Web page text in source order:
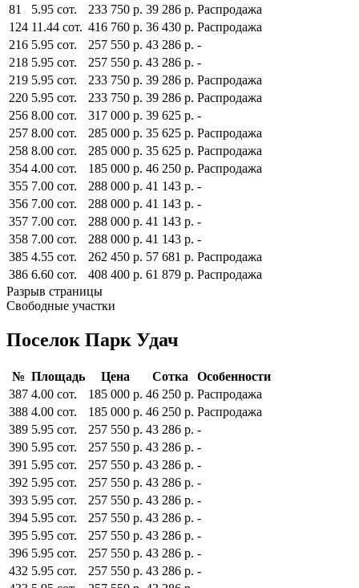
81
5.95 сот. 233 750 р. 39 286 р. Распродажа
124 11.44 сот. 416 760 р. 36 430 р. Распродажа
216 5.95 сот. 257 550 р. 43 286 р. -
218 5.95 сот. 257 550 р. 43 286 р. -
219 5.95 сот. 233 750 р. 39 286 р. Распродажа
220 5.95 сот. 233 750 р. 39 286 р. Распродажа
256 8.00 сот. 317 000 р. 39 625 р. -
257 8.00 сот. 285 000 р. 35 625 р. Распродажа
258 8.00 сот. 285 000 р. 35 625 р. Распродажа
354 4.00 сот. 185 000 р. 46 250 р. Распродажа
355 7.00 сот. 288 000 р. 41 143 р. -
356 7.00 сот. 288 000 р. 41 143 р. -
357 7.00 сот. 288 000 р. 41 143 р. -
358 7.00 сот. 288 000 р. 41 143 р. -
385 4.55 сот. 262 450 р. 57 681 р. Распродажа
386 6.60 сот. 408 400 р. 61 879 р. Распродажа
Разрыв страницы
Свободные участки
Поселок Парк Удач
№ Площадь Цена Сотка
Особенности
387 4.00 сот. 185 000 р. 46 250 р. Распродажа
388 4.00 сот. 185 000 р. 46 250 р. Распродажа
389 5.95 сот. 257 550 р. 43 286 р. -
390 5.95 сот. 257 550 р. 43 286 р. -
391 5.95 сот. 257 550 р. 43 286 р. -
392 5.95 сот. 257 550 р. 43 286 р. -
393 5.95 сот. 257 550 р. 43 286 р. -
394 5.95 сот. 257 550 р. 43 286 р. -
395 5.95 сот. 257 550 р. 43 286 р. -
396 5.95 сот. 257 550 р. 43 286 р. -
432 5.95 сот. 257 550 р. 43 286 р. -